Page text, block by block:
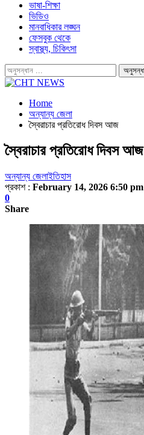
ভাষা-শিক্ষা
ভিডিও
মানবাধিকার লঙ্ঘন
ফেসবুক থেকে
স্বাস্থ্য, চিকিৎসা
Home
অন্যান্য জেলা
স্বৈরাচার প্রতিরোধ দিবস আজ
স্বৈরাচার প্রতিরোধ দিবস আজ
অন্যান্য জেলাইতিহাস
প্রকাশ : February 14, 2026 6:50 pm
0
Share